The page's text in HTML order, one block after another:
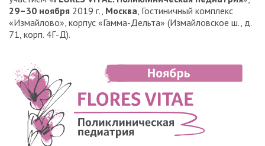
29–30 ноября 2019 г., Москва, Гостиничный комплекс
«Измайлово», корпус «Гамма-Дельта» (Измайловское ш., д.
71, корп. 4Г-Д).